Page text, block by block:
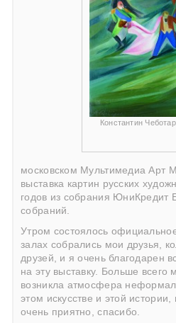
Константин
московском Мультимедиа Арт
выставка картин русских
годов из собрания ЮниКредит
собраний.
Утром состоялось
залах собрались мои друзья,
друзей, и я очень благодарен
на эту выставку. Больше всего
возникла атмосфера
этом искусстве и этой
очень приятно, спасибо.